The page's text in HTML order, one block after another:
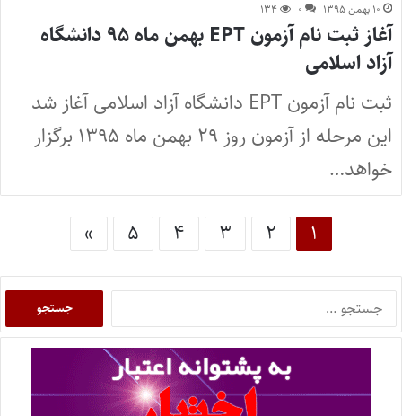
۱۰ بهمن ۱۳۹۵ ۰ ۱۳۴
آغاز ثبت نام آزمون EPT بهمن ماه ۹۵ دانشگاه
آزاد اسلامی
ثبت نام آزمون EPT دانشگاه آزاد اسلامی آغاز شد
این مرحله از آزمون روز ۲۹ بهمن ماه ۱۳۹۵ برگزار
خواهد…
۱ ۲ ۳ ۴ ۵ »